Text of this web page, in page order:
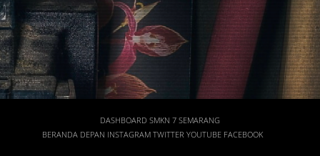
DASHBOARD SMKN 7 SEMARANG
BERANDA DEPAN INSTAGRAM TWITTER YOUTUBE FACEBOOK